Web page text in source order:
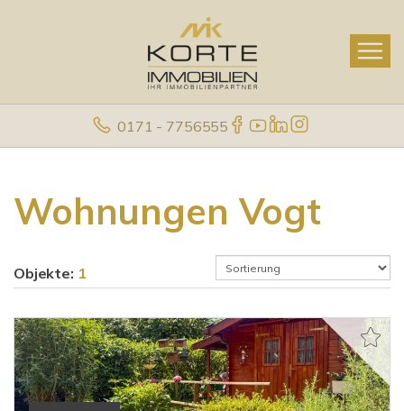
0171 - 7756555
Wohnungen Vogt
Objekte: 1